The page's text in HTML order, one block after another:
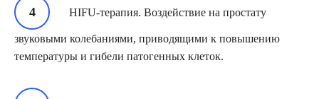
HIFU-терапия. Воздействие на простату
звуковыми колебаниями, приводящими к повышению
температуры и гибели патогенных клеток.